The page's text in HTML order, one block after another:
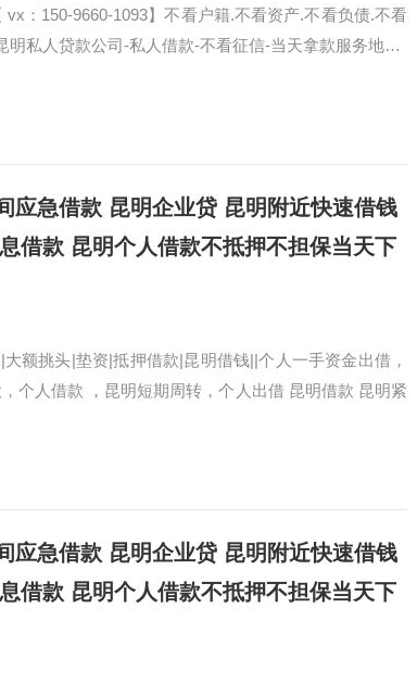
：150-9660-1093】不看户籍.不看资产.不看负债.不看
明私人贷款公司-私人借款-不看征信-当天拿款服务地…
应急借款 昆明企业贷 昆明附近快速借钱
借款 昆明个人借款不抵押不担保当天下
额挑头|垫资|抵押借款|昆明借钱||个人一手资金出借，
个人借款 ，昆明短期周转，个人出借 昆明借款 昆明紧
应急借款 昆明企业贷 昆明附近快速借钱
借款 昆明个人借款不抵押不担保当天下